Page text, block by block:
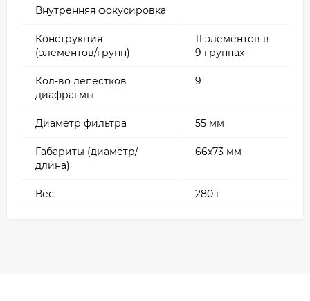
Внутренняя фокусировка
Конструкция
(элементов/групп)
11 элементов в
9 группах
Кол-во лепестков
диафрагмы
9
Диаметр фильтра 55 мм
Габариты (диаметр/
длина)
66х73 мм
Вес 280 г